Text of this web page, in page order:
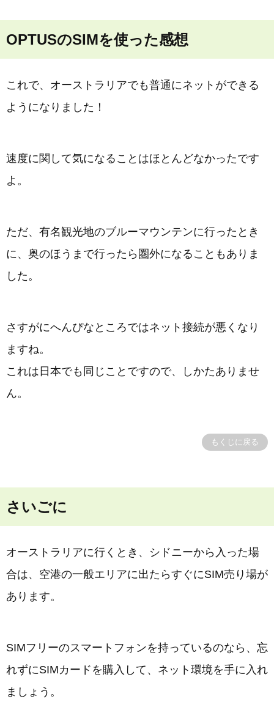
OPTUSのSIMを使った感想
これで、オーストラリアでも普通にネットができる
ようになりました！
速度に関して気になることはほとんどなかったです
よ。
ただ、有名観光地のブルーマウンテンに行ったとき
に、奥のほうまで行ったら圏外になることもありま
した。
さすがにへんぴなところではネット接続が悪くなり
ますね。
これは日本でも同じことですので、しかたありませ
ん。
もくじに戻る
さいごに
オーストラリアに行くとき、シドニーから入った場
合は、空港の一般エリアに出たらすぐにSIM売り場が
あります。
SIMフリーのスマートフォンを持っているのなら、忘
れずにSIMカードを購入して、ネット環境を手に入れ
ましょう。